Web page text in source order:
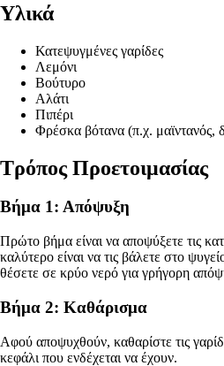
Υλικά
Κατεψυγμένες γαρίδες
Λεμόνι
Βούτυρο
Αλάτι
Πιπέρι
Φρέσκα βότανα (π.χ. μαϊντανός,
Τρόπος Προετοιμασίας
Βήμα 1: Απόψυξη
Πρώτο βήμα είναι να αποψύξετε τις
καλύτερο είναι να τις βάλετε στο
θέσετε σε κρύο νερό για γρήγορη
Βήμα 2: Καθάρισμα
Αφού αποψυχθούν, καθαρίστε τις
κεφάλι που ενδέχεται να έχουν.